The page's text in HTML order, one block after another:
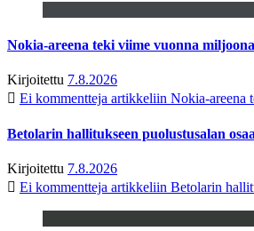
Nokia-areena teki viime vuonna
Kirjoitettu 7.8.2026
Ei kommentteja artikkeliin Nokia-areena
Betolarin hallitukseen puolustusalan
Kirjoitettu 7.8.2026
Ei kommentteja artikkeliin Betolarin